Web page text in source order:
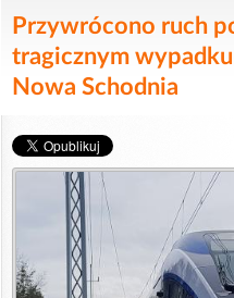
Przywrócono ruch
tragicznym
Nowa Schodnia